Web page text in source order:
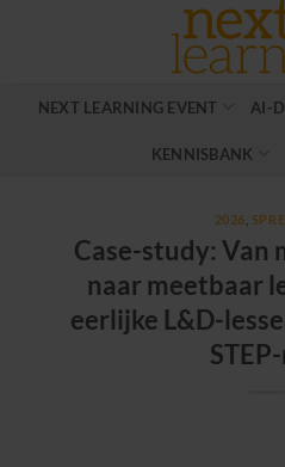
NEXT LEARNING EVENT AI-
KENNISBANK
2026
Case-study: Van
naar meetbaar
eerlijke L&D-